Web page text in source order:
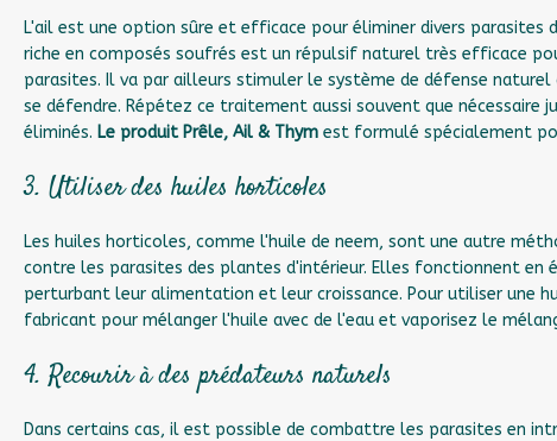
L'ail est une option sûre et efficace pour éliminer divers parasites
riche en composés soufrés est un répulsif naturel très efficace
parasites. Il va par ailleurs stimuler le système de défense
se défendre. Répétez ce traitement aussi souvent que nécessaire
éliminés. Le produit Prêle, Ail & Thym est formulé spécialement
3. Utiliser des huiles horticoles
Les huiles horticoles, comme l'huile de neem, sont une autre
contre les parasites des plantes d'intérieur. Elles fonctionnent en
perturbant leur alimentation et leur croissance. Pour utiliser une
fabricant pour mélanger l'huile avec de l'eau et vaporisez le
4. Recourir à des prédateurs naturels
Dans certains cas, il est possible de combattre les parasites en